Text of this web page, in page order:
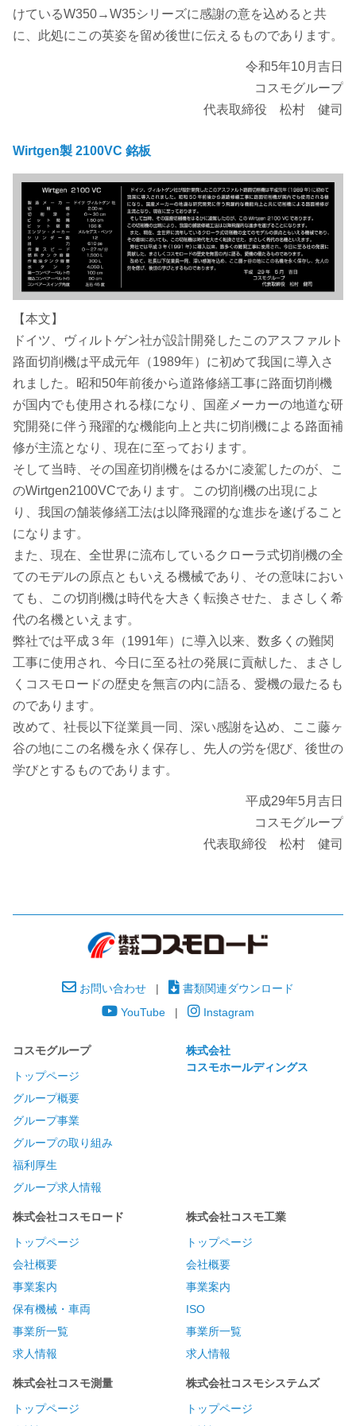
けているW350→W35シリーズに感謝の意を込めると共
に、此処にこの英姿を留め後世に伝えるものであります。
令和5年10月吉日
コスモグループ
代表取締役 松村 健司
Wirtgen製 2100VC 銘板
【本文】
ドイツ、ヴィルトゲン社が設計開発したこのアスファルト
路面切削機は平成元年（1989年）に初めて我国に導入さ
れました。昭和50年前後から道路修繕工事に路面切削機
が国内でも使用される様になり、国産メーカーの地道な研
究開発に伴う飛躍的な機能向上と共に切削機による路面補
修が主流となり、現在に至っております。
そして当時、その国産切削機をはるかに凌駕したのが、こ
のWirtgen2100VCであります。この切削機の出現によ
り、我国の舗装修繕工法は以降飛躍的な進歩を遂げること
になります。
また、現在、全世界に流布しているクローラ式切削機の全
てのモデルの原点ともいえる機械であり、その意味におい
ても、この切削機は時代を大きく転換させた、まさしく希
代の名機といえます。
弊社では平成３年（1991年）に導入以来、数多くの難関
工事に使用され、今日に至る社の発展に貢献した、まさし
くコスモロードの歴史を無言の内に語る、愛機の最たるも
のであります。
改めて、社長以下従業員一同、深い感謝を込め、ここ藤ヶ
谷の地にこの名機を永く保存し、先人の労を偲び、後世の
学びとするものであります。
平成29年5月吉日
コスモグループ
代表取締役 松村 健司
お問い合わせ |
書類関連ダウンロード
YouTube | Instagram
コスモグループ
トップページ
グループ概要
グループ事業
グループの取り組み
福利厚生
グループ求人情報
株式会社
コスモホールディングス
株式会社コスモロード
トップページ
会社概要
事業案内
保有機械・車両
事業所一覧
求人情報
株式会社コスモ工業
トップページ
会社概要
事業案内
ISO
事業所一覧
求人情報
株式会社コスモ測量
トップページ
株式会社コスモシステムズ
トップページ